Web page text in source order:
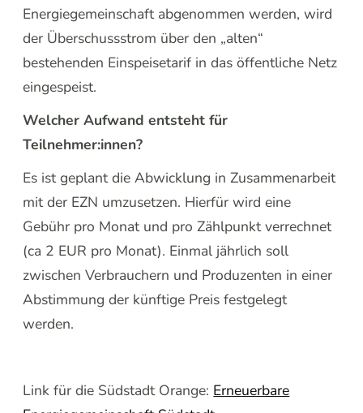
Energiegemeinschaft abgenommen werden, wird
der Überschussstrom über den „alten“
bestehenden Einspeisetarif in das öffentliche Netz
eingespeist.
Welcher Aufwand entsteht für
Teilnehmer:innen?
Es ist geplant die Abwicklung in Zusammenarbeit
mit der EZN umzusetzen. Hierfür wird eine
Gebühr pro Monat und pro Zählpunkt verrechnet
(ca 2 EUR pro Monat). Einmal jährlich soll
zwischen Verbrauchern und Produzenten in einer
Abstimmung der künftige Preis festgelegt
werden.
Link für die Südstadt Orange: Erneuerbare